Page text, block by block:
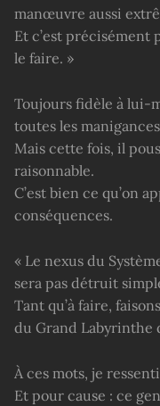
manœuvre aussi
Et c’est précisément
le faire. »
Toujours fidèle à lui-
toutes les
Mais cette fois, il
raisonnable.
C’est bien ce qu’on
conséquences.
« Le nexus du
sera pas détruit
Tant qu’à faire,
du Grand Labyrinthe
À ces mots, je
Et pour cause : ce